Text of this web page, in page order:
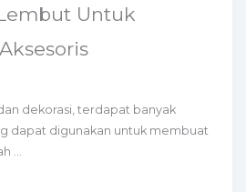
Untuk
dekorasi, terdapat banyak
dapat digunakan untuk membuat
...